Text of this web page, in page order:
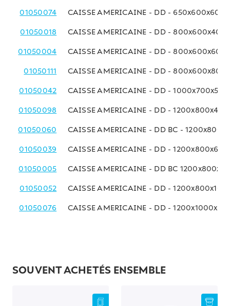
01050074 CAISSE AMERICAINE - DD - 650x600x600
01050018 CAISSE AMERICAINE - DD - 800x600x400
01050004 CAISSE AMERICAINE - DD - 800x600x600
01050111 CAISSE AMERICAINE - DD - 800x600x800
01050042 CAISSE AMERICAINE - DD -
01050098 CAISSE AMERICAINE - DD -
01050060 CAISSE AMERICAINE - DD BC -
01050039 CAISSE AMERICAINE - DD -
01050005 CAISSE AMERICAINE - DD BC
01050052 CAISSE AMERICAINE - DD -
01050076 CAISSE AMERICAINE - DD -
SOUVENT ACHETÉS ENSEMBLE